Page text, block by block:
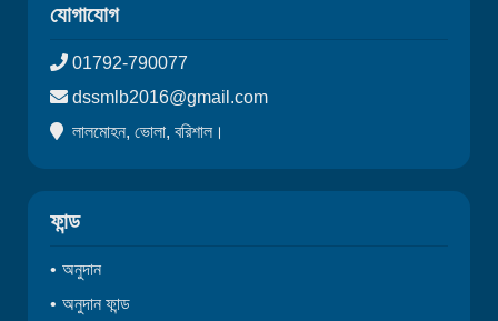
যোগাযোগ
01792-790077
dssmlb2016@gmail.com
লালমোহন, ভোলা, বরিশাল।
ফান্ড
অনুদান
অনুদান ফান্ড